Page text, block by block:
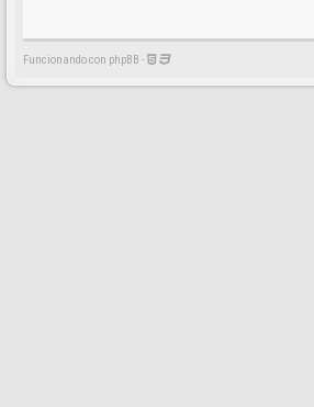
Funcionando con phpBB -